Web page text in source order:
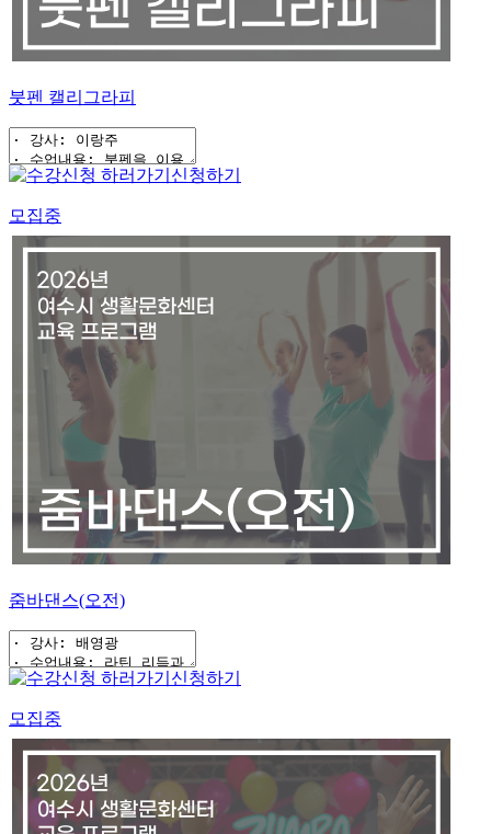
붓펜 캘리그라피
신청하기
모집중
줌바댄스(오전)
신청하기
모집중